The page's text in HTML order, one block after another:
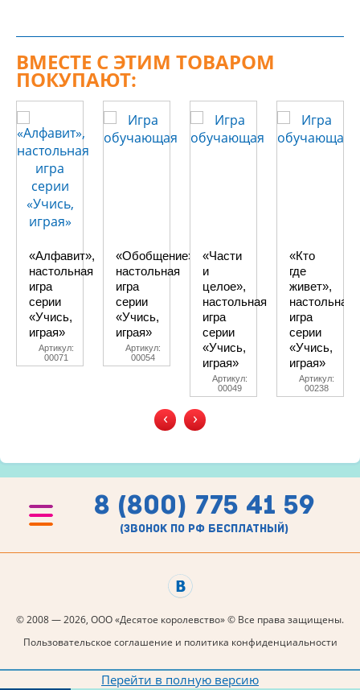
ВМЕСТЕ С ЭТИМ ТОВАРОМ
ПОКУПАЮТ:
«Алфавит»,
настольная
игра
серии
«Учись,
играя»
Артикул:
00071
«Обобщение»,
настольная
игра
серии
«Учись,
играя»
Артикул:
00054
«Части
и
целое»,
настольная
игра
серии
«Учись,
играя»
Артикул:
00049
«Кто
где
живет»,
настольная
игра
серии
«Учись,
играя»
Артикул:
00238
‹ ›
8 (800) 775 41 59
(звонок по рф бесплатный)
© 2008 — 2026, ООО «Десятое королевство» © Все права защищены.
Пользовательское соглашение и политика конфиденциальности
Перейти в полную версию